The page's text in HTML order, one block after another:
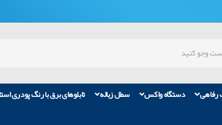
رفاهی دستگاه واکس سطل زباله تابلوهای برق با رنگ پودری